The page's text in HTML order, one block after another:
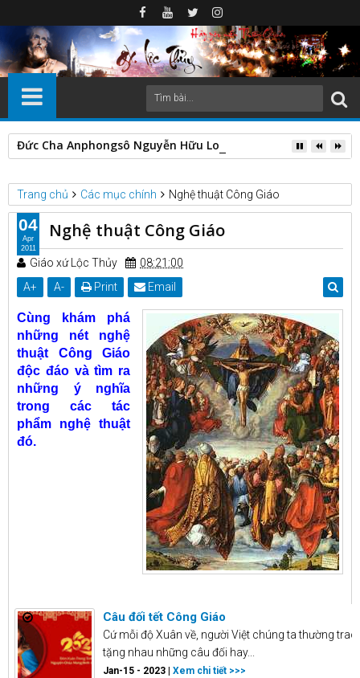
Đức Cha Anphongsô Nguyễn Hữu Long thăm mục vụ các
Trang chủ Các mục chính Nghệ thuật Công Giáo
Nghệ thuật Công Giáo
Giáo xứ Lộc Thủy
08:21:00
A+ A- Print Email
Cùng khám phá
những nét nghệ
thuật Công Giáo
độc đáo và tìm ra
những ý nghĩa
trong các tác
phẩm nghệ thuật
đó.
Câu đối tết Công Giáo
Cứ mỗi độ Xuân về, người Việt chúng ta thường trao
tặng nhau những câu đối hay...
Jan-15 - 2023 | Xem chi tiết >>>
04
Apr
2011